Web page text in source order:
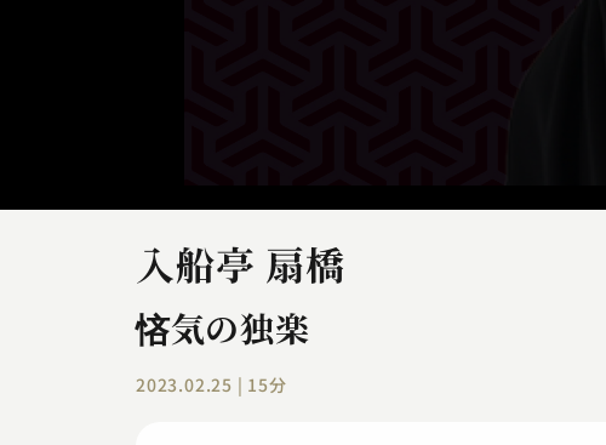
入船亭 扇橋
悋気の独楽
2023.02.25 | 15分